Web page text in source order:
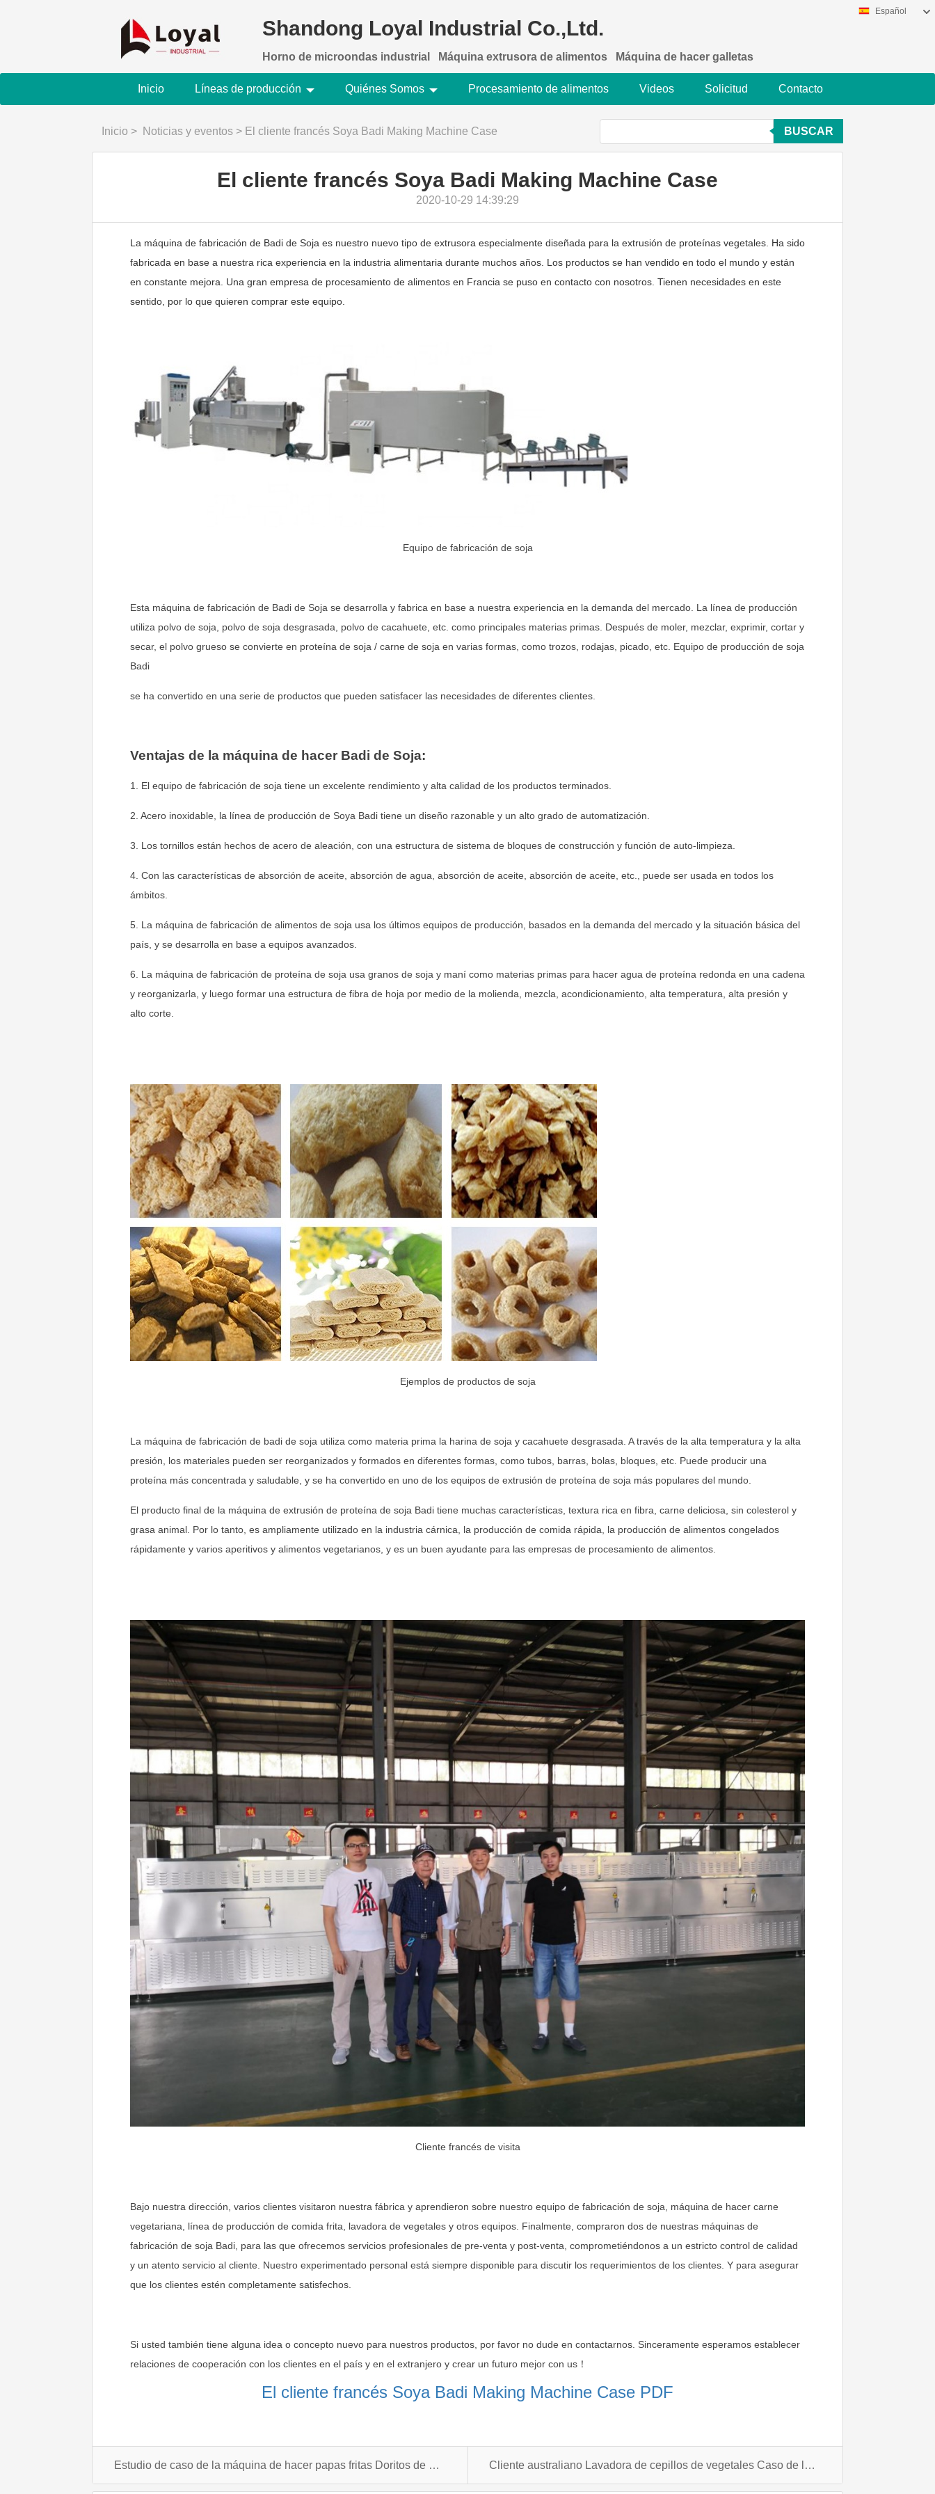
Shandong Loyal Industrial Co.,Ltd.
Horno de microondas industrial Máquina extrusora de alimentos Máquina de hacer galletas
Español
Inicio Líneas de producción Quiénes Somos Procesamiento de alimentos Videos Solicitud Contacto
Inicio > Noticias y eventos > El cliente francés Soya Badi Making Machine Case BUSCAR
El cliente francés Soya Badi Making Machine Case
2020-10-29 14:39:29
La máquina de fabricación de Badi de Soja es nuestro nuevo tipo de extrusora especialmente diseñada para la extrusión de proteínas vegetales. Ha sido
fabricada en base a nuestra rica experiencia en la industria alimentaria durante muchos años. Los productos se han vendido en todo el mundo y están
en constante mejora. Una gran empresa de procesamiento de alimentos en Francia se puso en contacto con nosotros. Tienen necesidades en este
sentido, por lo que quieren comprar este equipo.
Equipo de fabricación de soja
Esta máquina de fabricación de Badi de Soja se desarrolla y fabrica en base a nuestra experiencia en la demanda del mercado. La línea de producción
utiliza polvo de soja, polvo de soja desgrasada, polvo de cacahuete, etc. como principales materias primas. Después de moler, mezclar, exprimir, cortar y
secar, el polvo grueso se convierte en proteína de soja / carne de soja en varias formas, como trozos, rodajas, picado, etc. Equipo de producción de soja
Badi
se ha convertido en una serie de productos que pueden satisfacer las necesidades de diferentes clientes.
Ventajas de la máquina de hacer Badi de Soja:
1. El equipo de fabricación de soja tiene un excelente rendimiento y alta calidad de los productos terminados.
2. Acero inoxidable, la línea de producción de Soya Badi tiene un diseño razonable y un alto grado de automatización.
3. Los tornillos están hechos de acero de aleación, con una estructura de sistema de bloques de construcción y función de auto-limpieza.
4. Con las características de absorción de aceite, absorción de agua, absorción de aceite, absorción de aceite, etc., puede ser usada en todos los
ámbitos.
5. La máquina de fabricación de alimentos de soja usa los últimos equipos de producción, basados en la demanda del mercado y la situación básica del
país, y se desarrolla en base a equipos avanzados.
6. La máquina de fabricación de proteína de soja usa granos de soja y maní como materias primas para hacer agua de proteína redonda en una cadena
y reorganizarla, y luego formar una estructura de fibra de hoja por medio de la molienda, mezcla, acondicionamiento, alta temperatura, alta presión y
alto corte.
Ejemplos de productos de soja
La máquina de fabricación de badi de soja utiliza como materia prima la harina de soja y cacahuete desgrasada. A través de la alta temperatura y la alta
presión, los materiales pueden ser reorganizados y formados en diferentes formas, como tubos, barras, bolas, bloques, etc. Puede producir una
proteína más concentrada y saludable, y se ha convertido en uno de los equipos de extrusión de proteína de soja más populares del mundo.
El producto final de la máquina de extrusión de proteína de soja Badi tiene muchas características, textura rica en fibra, carne deliciosa, sin colesterol y
grasa animal. Por lo tanto, es ampliamente utilizado en la industria cárnica, la producción de comida rápida, la producción de alimentos congelados
rápidamente y varios aperitivos y alimentos vegetarianos, y es un buen ayudante para las empresas de procesamiento de alimentos.
Cliente francés de visita
Bajo nuestra dirección, varios clientes visitaron nuestra fábrica y aprendieron sobre nuestro equipo de fabricación de soja, máquina de hacer carne
vegetariana, línea de producción de comida frita, lavadora de vegetales y otros equipos. Finalmente, compraron dos de nuestras máquinas de
fabricación de soja Badi, para las que ofrecemos servicios profesionales de pre-venta y post-venta, comprometiéndonos a un estricto control de calidad
y un atento servicio al cliente. Nuestro experimentado personal está siempre disponible para discutir los requerimientos de los clientes. Y para asegurar
que los clientes estén completamente satisfechos.
Si usted también tiene alguna idea o concepto nuevo para nuestros productos, por favor no dude en contactarnos. Sinceramente esperamos establecer
relaciones de cooperación con los clientes en el país y en el extranjero y crear un futuro mejor con us！
El cliente francés Soya Badi Making Machine Case PDF
Estudio de caso de la máquina de hacer papas fritas Doritos de Nigeria Cliente australiano Lavadora de cepillos de vegetales Caso de la máquina